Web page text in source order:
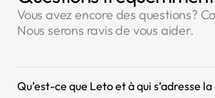
Vous avez encore des questions?
Nous serons ravis de vous aider.
Qu’est-ce que Leto et à qui s’adresse